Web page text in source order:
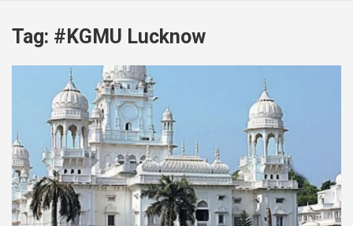
Tag: #KGMU Lucknow